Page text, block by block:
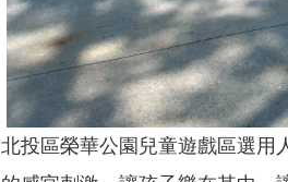
北投區榮華公園兒童遊戲區選用